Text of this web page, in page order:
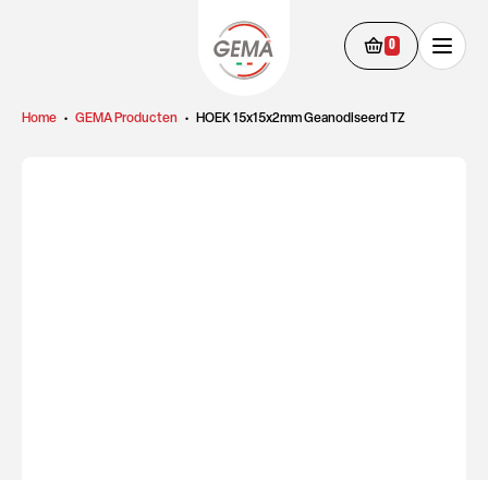
0
Home • GEMA Producten • HOEK 15x15x2mm Geanodiseerd TZ